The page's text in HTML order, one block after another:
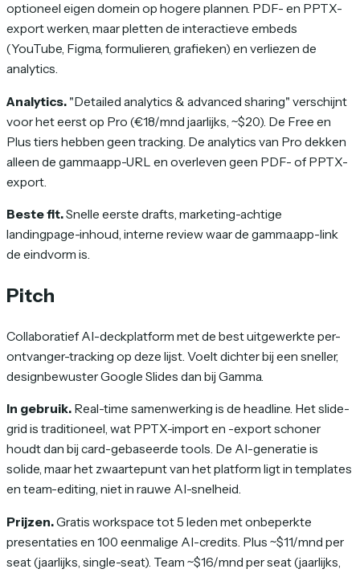
optioneel eigen domein op hogere plannen. PDF- en PPTX-
export werken, maar pletten de interactieve embeds
(YouTube, Figma, formulieren, grafieken) en verliezen de
analytics.
Analytics. "Detailed analytics & advanced sharing" verschijnt
voor het eerst op Pro (€18/mnd jaarlijks, ~$20). De Free en
Plus tiers hebben geen tracking. De analytics van Pro dekken
alleen de gamma.app-URL en overleven geen PDF- of PPTX-
export.
Beste fit.Snelle eerste drafts, marketing-achtige
landingpage-inhoud, interne review waar de gamma.app-link
de eindvorm is.
Pitch
Collaboratief AI-deckplatform met de best uitgewerkte per-
ontvanger-tracking op deze lijst. Voelt dichter bij een sneller,
designbewuster Google Slides dan bij Gamma.
In gebruik. Real-time samenwerking is de headline. Het slide-
grid is traditioneel, wat PPTX-import en -export schoner
houdt dan bij card-gebaseerde tools. De AI-generatie is
solide, maar het zwaartepunt van het platform ligt in templates
en team-editing, niet in rauwe AI-snelheid.
Prijzen.Gratis workspace tot 5 leden met onbeperkte
presentaties en 100 eenmalige AI-credits. Plus ~$11/mnd per
seat (jaarlijks, single-seat). Team ~$16/mnd per seat (jaarlijks,